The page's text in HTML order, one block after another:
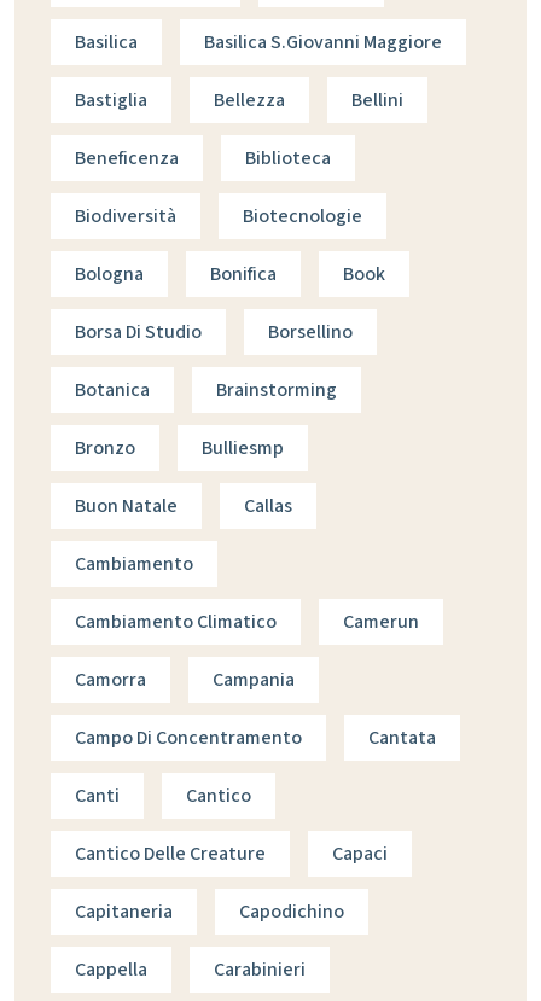
Basilica Basilica S.giovanni Maggiore
Bastiglia Bellezza Bellini
Beneficenza Biblioteca
Biodiversità Biotecnologie
Bologna Bonifica Book
Borsa Di Studio Borsellino
Botanica Brainstorming
Bronzo Bulliesmp
Buon Natale Callas
Cambiamento
Cambiamento Climatico Camerun
Camorra Campania
Campo Di Concentramento Cantata
Canti Cantico
Cantico Delle Creature Capaci
Capitaneria Capodichino
Cappella Carabinieri